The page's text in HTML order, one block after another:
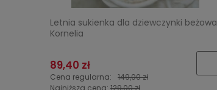
Letnia sukienka dla dziewczynki beżowa
Kornelia
89,40 zł
Cena regularna:
149,00 zł
Najniższa cena: 129,00 zł